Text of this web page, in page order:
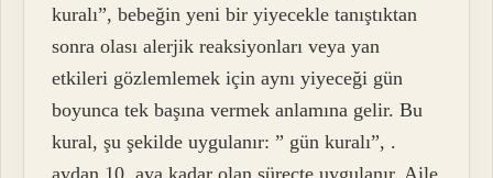
kuralı”, bebeğin yeni bir yiyecekle tanıştıktan
sonra olası alerjik reaksiyonları veya yan
etkileri gözlemlemek için aynı yiyeceği gün
boyunca tek başına vermek anlamına gelir. Bu
kural, şu şekilde uygulanır: ” gün kuralı”, .
aydan 10. aya kadar olan süreçte uygulanır. Aile